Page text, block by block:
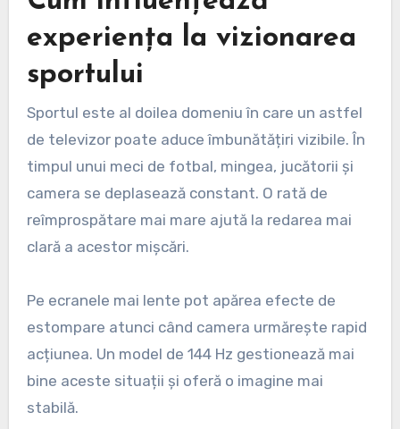
experiența la vizionarea
sportului
Sportul este al doilea domeniu în care un astfel
de televizor poate aduce îmbunătățiri vizibile. În
timpul unui meci de fotbal, mingea, jucătorii și
camera se deplasează constant. O rată de
reîmprospătare mai mare ajută la redarea mai
clară a acestor mișcări.
Pe ecranele mai lente pot apărea efecte de
estompare atunci când camera urmărește rapid
acțiunea. Un model de 144 Hz gestionează mai
bine aceste situații și oferă o imagine mai
stabilă.